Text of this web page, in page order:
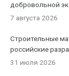
добровольной
7 августа 2026
Строительные
российские
31 июля 2026